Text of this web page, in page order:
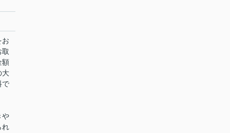
お
額
大
で
や
れ